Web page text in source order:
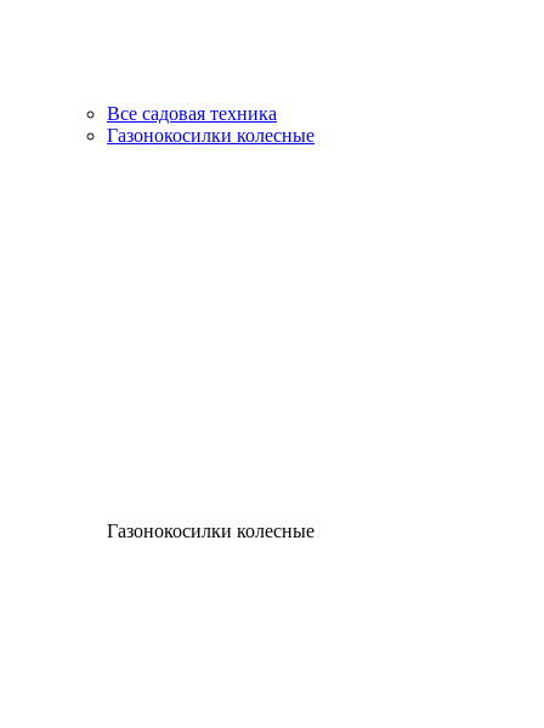
Все садовая техника
Газонокосилки колесные
Газонокосилки колесные